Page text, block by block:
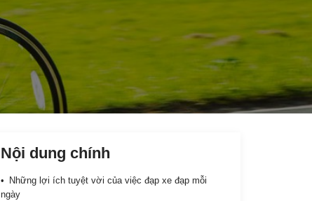
Nội dung chính
Những lợi ích tuyệt vời của việc đạp xe đạp mỗi
ngày